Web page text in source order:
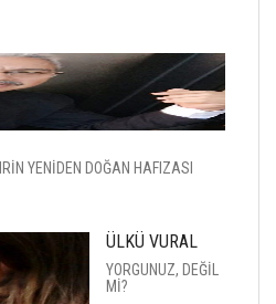
YENİDEN DOĞAN HAFIZASI
ÜLKÜ VURAL
YORGUNUZ, DEĞİL
Mİ?